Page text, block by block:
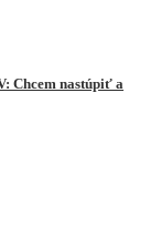
Chcem nastúpiť a